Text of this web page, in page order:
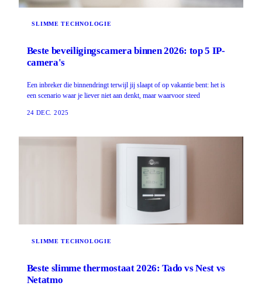
SLIMME TECHNOLOGIE
Beste beveiligingscamera binnen 2026: top 5 IP-
camera's
Een inbreker die binnendringt terwijl jij slaapt of op vakantie bent: het is
een scenario waar je liever niet aan denkt, maar waarvoor steed
24 DEC. 2025
SLIMME TECHNOLOGIE
Beste slimme thermostaat 2026: Tado vs Nest vs
Netatmo